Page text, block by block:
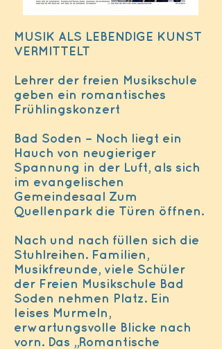
MUSIK ALS LEBENDIGE KUNST
VERMITTELT
Lehrer der freien Musikschule
geben ein romantisches
Frühlingskonzert
Bad Soden – Noch liegt ein
Hauch von neugieriger
Spannung in der Luft, als sich
im evangelischen
Gemeindesaal Zum
Quellenpark die Türen öffnen.
Nach und nach füllen sich die
Stuhlreihen. Familien,
Musikfreunde, viele Schüler
der Freien Musikschule Bad
Soden nehmen Platz. Ein
leises Murmeln,
erwartungsvolle Blicke nach
vorn. Das „Romantische